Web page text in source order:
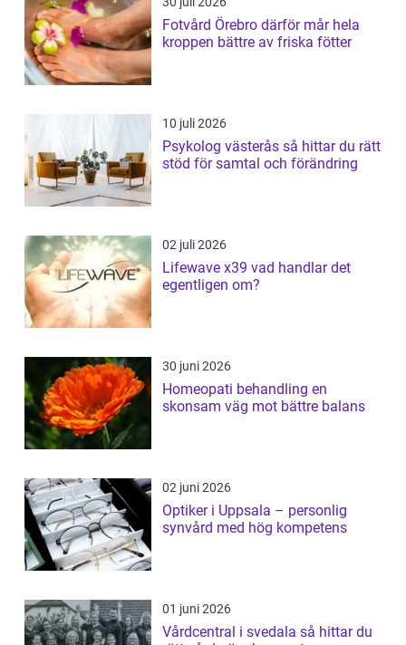
Fotvård Örebro därför mår hela
kroppen bättre av friska fötter
10 juli 2026
Psykolog västerås så hittar du rätt
stöd för samtal och förändring
02 juli 2026
Lifewave x39 vad handlar det
egentligen om?
30 juni 2026
Homeopati behandling en
skonsam väg mot bättre balans
02 juni 2026
Optiker i Uppsala – personlig
synvård med hög kompetens
01 juni 2026
Vårdcentral i svedala så hittar du